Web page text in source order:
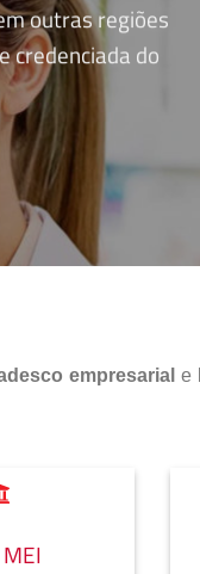
outras regiões
credenciada do
empresarial e